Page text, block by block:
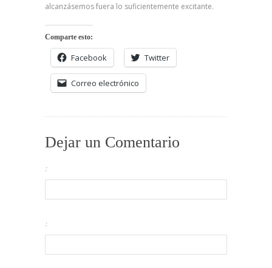
alcanzásemos fuera lo suficientemente excitante.
Comparte esto:
Facebook Twitter
Correo electrónico
Dejar un Comentario
:
: